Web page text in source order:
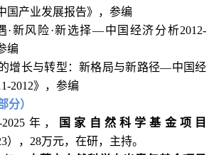
国产业发展报告》，参编
·新风险·新选择—中国经济分析2012-
编
增长与转型：新格局与新路径—中国经
2012》，参编
分）
2025 年，
国家自然科学基金项目
）， 28万元，在研，主持。